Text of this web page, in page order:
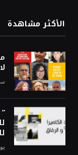
الأكثر مشاهدة